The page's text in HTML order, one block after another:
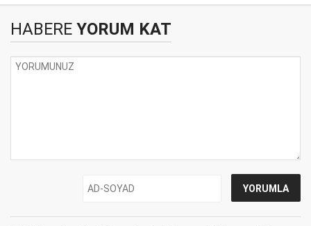
HABERE YORUM KAT